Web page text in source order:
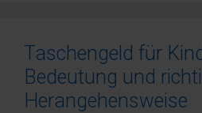
Taschengeld für
Bedeutung und
Herangehensweise